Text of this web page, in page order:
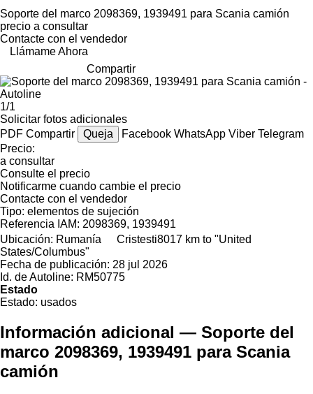
Soporte del marco 2098369, 1939491 para Scania camión
precio a consultar
Contacte con el vendedor
Llámame Ahora
Compartir
1/1
Solicitar fotos adicionales
PDF Compartir Queja Facebook WhatsApp Viber Telegram
Precio:
a consultar
Consulte el precio
Notificarme cuando cambie el precio
Contacte con el vendedor
Tipo: elementos de sujeción
Referencia IAM: 2098369, 1939491
Ubicación: Rumanía Cristesti8017 km to "United
States/Columbus"
Fecha de publicación: 28 jul 2026
Id. de Autoline: RM50775
Estado
Estado: usados
Información adicional — Soporte del
marco 2098369, 1939491 para Scania
camión